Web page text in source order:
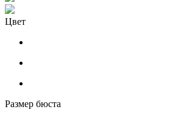
Цвет
Размер бюста